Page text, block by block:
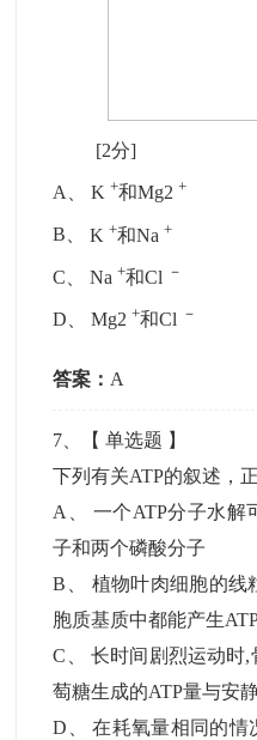
[2分]
A 、K+和Mg2+
B、K+和Na+
C 、Na+和Cl －
D 、Mg2+和Cl －
答案： A
7 、【单选题 】
下列有关ATP的叙述，
A
一个ATP分子水解
子和两个磷酸分子
B
植物叶肉细胞的线
胞质基质中都能产生
C
长时间剧烈运动时
萄糖生成的ATP量与安
D 、在耗氧量相同的情